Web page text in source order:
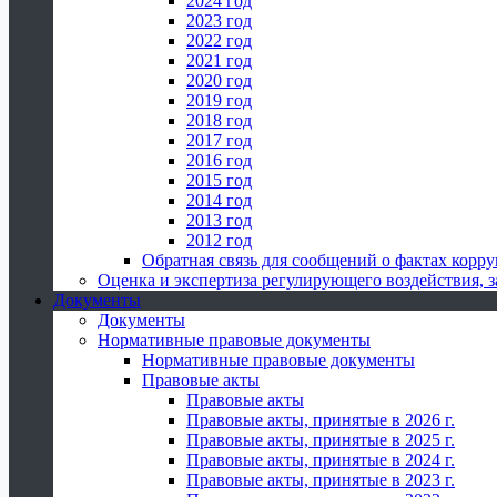
2023 год
2022 год
2021 год
2020 год
2019 год
2018 год
2017 год
2016 год
2015 год
2014 год
2013 год
2012 год
Обратная связь для сообщений о фактах
Оценка и экспертиза регулирующего
Документы
Документы
Нормативные правовые документы
Нормативные правовые документы
Правовые акты
Правовые акты
Правовые акты, принятые в 2026 г.
Правовые акты, принятые в 2025 г.
Правовые акты, принятые в 2024 г.
Правовые акты, принятые в 2023 г.